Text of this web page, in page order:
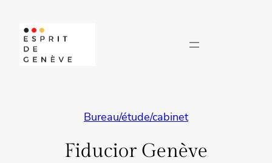
contenu
Bureau/étude/cabinet
Fiducior Genève